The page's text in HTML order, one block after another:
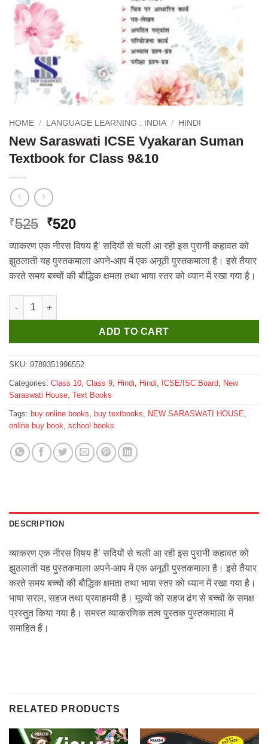
HOME / LANGUAGE LEARNING : INDIA / HINDI
New Saraswati ICSE Vyakaran Suman
Textbook for Class 9&10
₹525 Original
price
was:
₹525.
₹520Current
price
is:
₹520.
व्याकरण एक नीरस विषय है’ सदियों से चली आ रही इस पुरानी कहावत को
झुठलाती यह पुस्तकमाला अपने-आप में एक अनूठी पुस्तकमाला है। इसे तैयार
करते समय बच्चों की बौद्धिक क्षमता तथा भाषा स्तर को ध्यान में रखा गया है।
New Saraswati ICSE Vyakaran Suman Textbook for Class 9&10
ADD TO CART
SKU: 9789351996552
Categories: Class 10, Class 9, Hindi, Hindi, ICSE/ISC Board, New
Saraswati House, Text Books
Tags: buy online books, buy textbooks, NEW SARASWATI HOUSE,
online buy book, school books
DESCRIPTION
व्याकरण एक नीरस विषय है’ सदियों से चली आ रही इस पुरानी कहावत को
झुठलाती यह पुस्तकमाला अपने-आप में एक अनूठी पुस्तकमाला है। इसे तैयार
करते समय बच्चों की बौद्धिक क्षमता तथा भाषा स्तर को ध्यान में रखा गया है।
भाषा सरल, सहज तथा प्रवाहमयी है। मूल्यों को सहज ढंग से बच्चों के समक्ष
प्रस्तुत किया गया है। समस्त व्याकरणिक तत्व पुस्तक पुस्तकमाला में
समाहित हैं।
RELATED PRODUCTS